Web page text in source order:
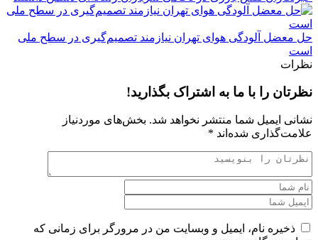
حل معضل آلودگی هوای تهران نیازمند تصمیم‌گیری در سطح ملی
است
نظرات
نظرتان را با ما به اشتراک بگذارید!
نشانی ایمیل شما منتشر نخواهد شد. بخش‌های موردنیاز
علامت‌گذاری شده‌اند *
ذخیره نام، ایمیل و وبسایت من در مرورگر برای زمانی که